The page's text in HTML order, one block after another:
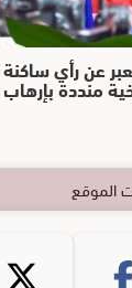
عن رأي ساكنة
منددة بإرهاب
الموقع